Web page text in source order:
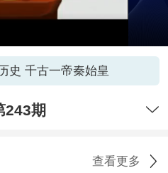
史 千古一帝秦始皇
243期
查看更多